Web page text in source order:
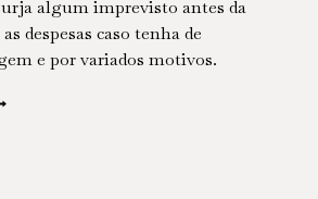
algum imprevisto antes da
despesas caso tenha de
e por variados motivos.